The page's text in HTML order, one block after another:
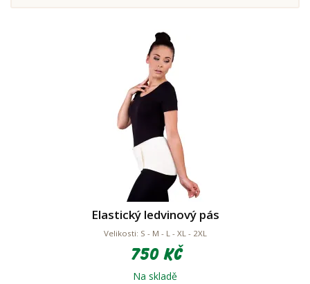
Elastický ledvinový pás
Velikosti: S - M - L - XL - 2XL
750 Kč
Na skladě